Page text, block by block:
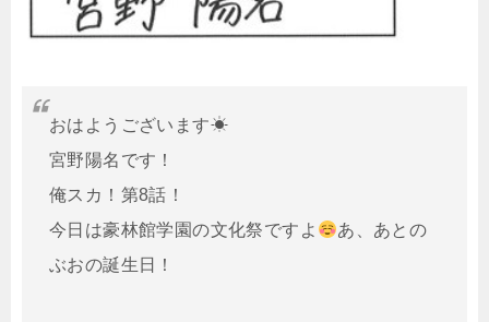
おはようございます☀
宮野陽名です！
俺スカ！第8話！
今日は豪林館学園の文化祭ですよ
あ、あとの
ぶおの誕生日！